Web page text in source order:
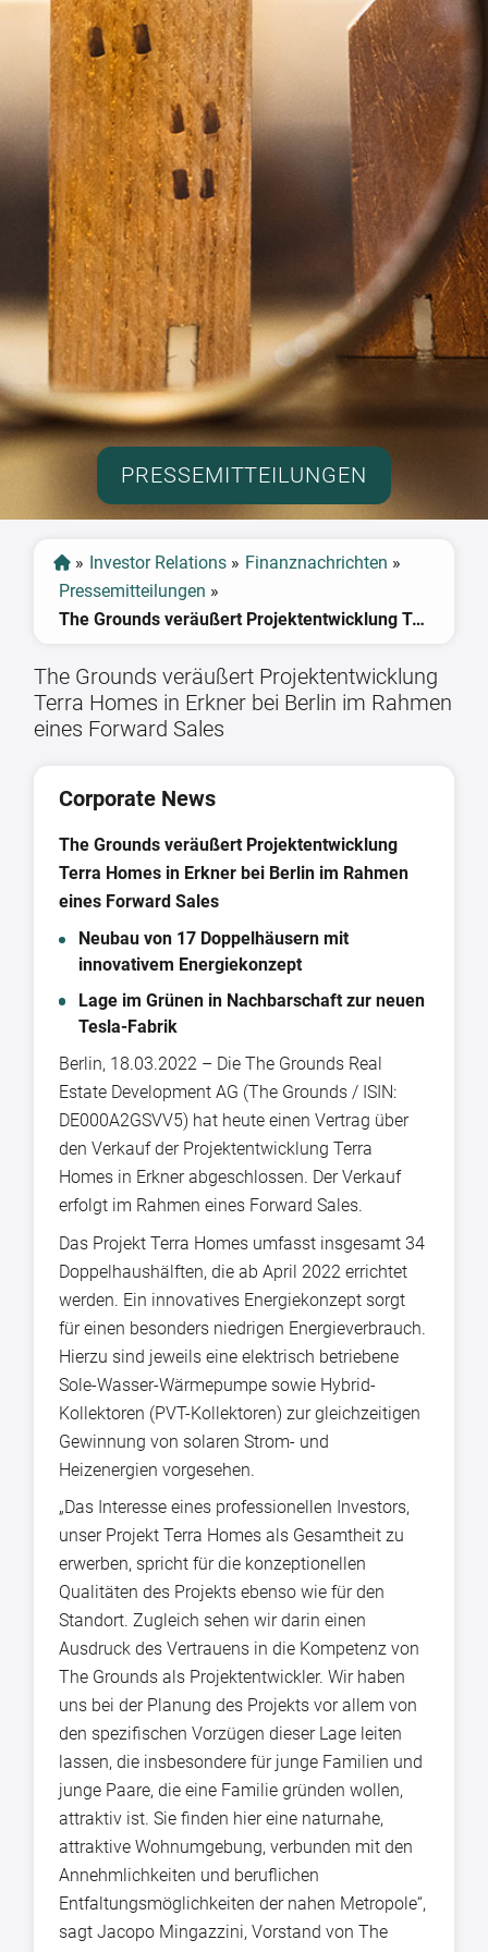
PRESSEMITTEILUNGEN
» Investor Relations » Finanznachrichten »
Pressemitteilungen »
The Grounds veräußert Projektentwicklung Terra Homes in Erkner bei Berlin im Rahmen eines Forward Sales
The Grounds veräußert Projektentwicklung
Terra Homes in Erkner bei Berlin im Rahmen
eines Forward Sales
Corporate News
The Grounds veräußert Projektentwicklung
Terra Homes in Erkner bei Berlin im Rahmen
eines Forward Sales
Neubau von 17 Doppelhäusern mit
innovativem Energiekonzept
Lage im Grünen in Nachbarschaft zur neuen
Tesla-Fabrik
Berlin, 18.03.2022 – Die The Grounds Real
Estate Development AG (The Grounds / ISIN:
DE000A2GSVV5) hat heute einen Vertrag über
den Verkauf der Projektentwicklung Terra
Homes in Erkner abgeschlossen. Der Verkauf
erfolgt im Rahmen eines Forward Sales.
Das Projekt Terra Homes umfasst insgesamt 34
Doppelhaushälften, die ab April 2022 errichtet
werden. Ein innovatives Energiekonzept sorgt
für einen besonders niedrigen Energieverbrauch.
Hierzu sind jeweils eine elektrisch betriebene
Sole-Wasser-Wärmepumpe sowie Hybrid-
Kollektoren (PVT-Kollektoren) zur gleichzeitigen
Gewinnung von solaren Strom- und
Heizenergien vorgesehen.
„Das Interesse eines professionellen Investors,
unser Projekt Terra Homes als Gesamtheit zu
erwerben, spricht für die konzeptionellen
Qualitäten des Projekts ebenso wie für den
Standort. Zugleich sehen wir darin einen
Ausdruck des Vertrauens in die Kompetenz von
The Grounds als Projektentwickler. Wir haben
uns bei der Planung des Projekts vor allem von
den spezifischen Vorzügen dieser Lage leiten
lassen, die insbesondere für junge Familien und
junge Paare, die eine Familie gründen wollen,
attraktiv ist. Sie finden hier eine naturnahe,
attraktive Wohnumgebung, verbunden mit den
Annehmlichkeiten und beruflichen
Entfaltungsmöglichkeiten der nahen Metropole“,
sagt Jacopo Mingazzini, Vorstand von The